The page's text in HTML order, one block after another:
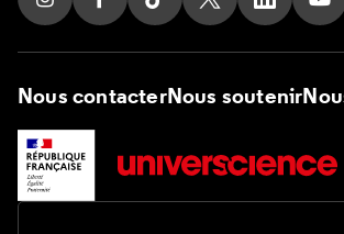
Suivez nous sur Instagram
Suivez nous sur Facebook
Suivez nous sur Tik Tok
Suivez nous sur
Suivez
Nous contacterNous soutenir